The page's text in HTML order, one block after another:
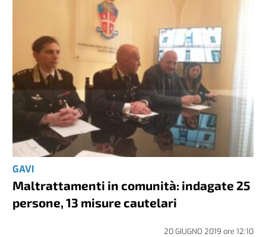
GAVI
Maltrattamenti in comunità: indagate 25
persone, 13 misure cautelari
20 GIUGNO 2019 ore 12:10